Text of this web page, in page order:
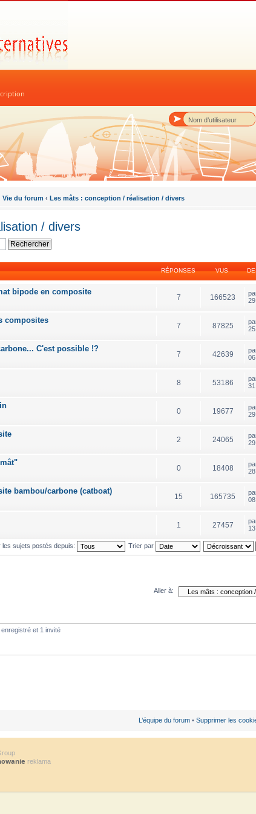
du forum ‹ Les mâts : conception / réalisation / divers
/ divers
RÉPONSES VUS
bipode en composite
7 166523
composites
7 87825
C'est possible !?
7 42639
8 53186
0 19677
2 24065
0 18408
bambou/carbone (catboat)
15 165735
1 27457
les sujets postés depuis: Trier par
Aller à:
et 1 invité
L’équipe du forum • Supprimer les
reklama